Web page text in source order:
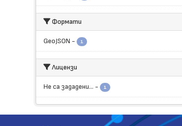
Формати
GeoJSON - 1
Лицензи
Не са зададени... - 1